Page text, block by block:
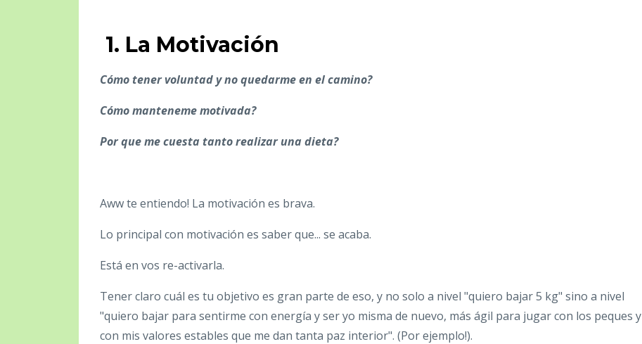
1. La Motivación
Cómo tener voluntad y no quedarme en el camino?
Cómo manteneme motivada?
Por que me cuesta tanto realizar una dieta?
Aww te entiendo! La motivación es brava.
Lo principal con motivación es saber que... se acaba.
Está en vos re-activarla.
Tener claro cuál es tu objetivo es gran parte de eso, y no solo a nivel "quiero bajar 5 kg" sino a nivel
"quiero bajar para sentirme con energía y ser yo misma de nuevo, más ágil para jugar con los peques y
con mis valores estables que me dan tanta paz interior". (Por ejemplo!).